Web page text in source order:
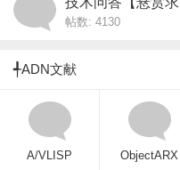
助】
帖数: 4130
╃ADN文献
A/VLISP ObjectARX